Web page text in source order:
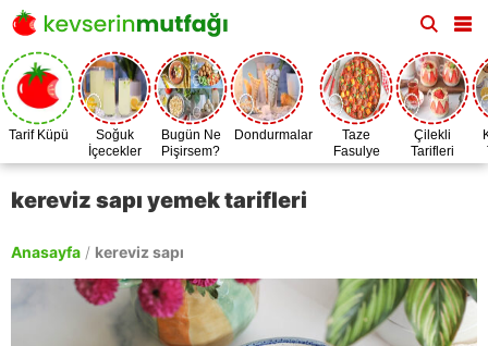
Tarif Küpü
Soğuk
İçecekler
Bugün Ne
Pişirsem?
Dondurmalar
Taze
Fasulye
Zamanı
Çilekli
Tarifleri
kereviz sapı yemek tarifleri
Anasayfa / kereviz sapı